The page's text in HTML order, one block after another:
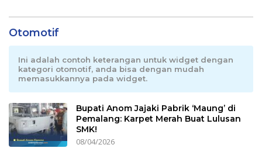
Otomotif
Ini adalah contoh keterangan untuk widget dengan
kategori otomotif, anda bisa dengan mudah
memasukkannya pada widget.
Bupati Anom Jajaki Pabrik ‘Maung’ di
Pemalang: Karpet Merah Buat Lulusan
SMK!
08/04/2026